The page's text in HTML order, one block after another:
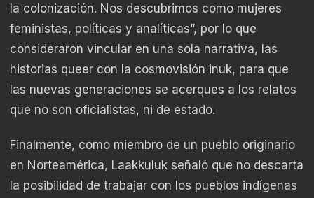
la colonización. Nos descubrimos como mujeres
feministas, políticas y analíticas”, por lo que
consideraron vincular en una sola narrativa, las
historias queer con la cosmovisión inuk, para que
las nuevas generaciones se acerques a los relatos
que no son oficialistas, ni de estado.
Finalmente, como miembro de un pueblo originario
en Norteamérica, Laakkuluk señaló que no descarta
la posibilidad de trabajar con los pueblos indígenas